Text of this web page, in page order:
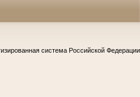
система Российской